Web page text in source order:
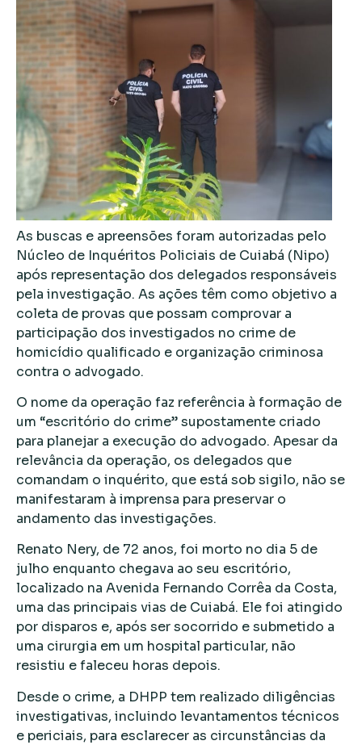
As buscas e apreensões foram autorizadas pelo
Núcleo de Inquéritos Policiais de Cuiabá (Nipo)
após representação dos delegados responsáveis
pela investigação. As ações têm como objetivo a
coleta de provas que possam comprovar a
participação dos investigados no crime de
homicídio qualificado e organização criminosa
contra o advogado.
O nome da operação faz referência à formação de
um “escritório do crime” supostamente criado
para planejar a execução do advogado. Apesar da
relevância da operação, os delegados que
comandam o inquérito, que está sob sigilo, não se
manifestaram à imprensa para preservar o
andamento das investigações.
Renato Nery, de 72 anos, foi morto no dia 5 de
julho enquanto chegava ao seu escritório,
localizado na Avenida Fernando Corrêa da Costa,
uma das principais vias de Cuiabá. Ele foi atingido
por disparos e, após ser socorrido e submetido a
uma cirurgia em um hospital particular, não
resistiu e faleceu horas depois.
Desde o crime, a DHPP tem realizado diligências
investigativas, incluindo levantamentos técnicos
e periciais, para esclarecer as circunstâncias da